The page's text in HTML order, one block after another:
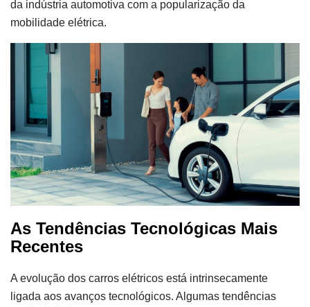
da indústria automotiva com a popularização da
mobilidade elétrica.
As Tendências Tecnológicas Mais
Recentes
A evolução dos carros elétricos está intrinsecamente
ligada aos avanços tecnológicos. Algumas tendências